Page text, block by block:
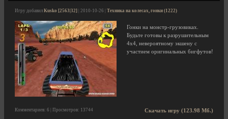
Игру добавил Kusko [2563|32] | 2010-10-26 | Техника на колесах, гонки (1222)
Гонки на монстр-грузовиках.
Будьте готовы к разрушительным
4х4, невероятному экшену с
участием оригинальных бигфутов!
Скачать игру (123.98 Мб.)
Комментариев: 6 | Просмотров: 13744